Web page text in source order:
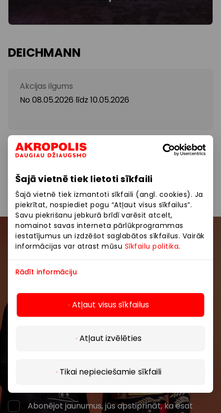
Šajā vietnē tiek lietoti sīkfaili
Šajā vietnē tiek izmantoti sīkfaili (angl. cookies). Ja
piekrītat, nospiediet pogu “Atļaut visus sīkfailus”.
Savu piekrišanu jebkurā brīdī varēsit atcelt,
nomainot savas interneta pārlūkprogrammas
iestatījumus un izdzēšot saglabātos sīkfailus. Vairāk
informācijas var atrast mūsu Sīkfailu politika.
Rādīt informāciju
Atļaut visus sīkfailus
Atļaut izvēlēties
Tikai nepieciešamie sīkfaili
DEICHMANN
Akcijas ilgums
No 08.05.2026 līdz 10.05.2026
Piedāvājums spēkā no 8.-10.maijam.
pirkuma groza summa 45 EUR)
Pievienojieties mūsu kopienai
pasākumiem un jaunāko informāciju iepirkšanās un
Rīga”.
Abonēt
Abonējot jaunumus, jūs apstiprināt, ka esat